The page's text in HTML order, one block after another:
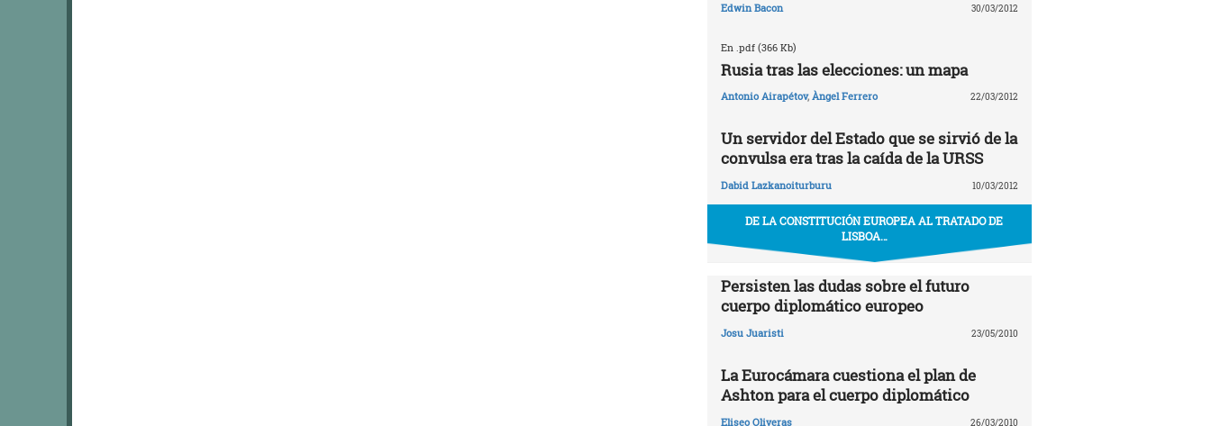
Edwin Bacon 30/03/2012
En .pdf (366 Kb)
Rusia tras las elecciones: un mapa
Antonio Airapétov, Àngel Ferrero 22/03/2012
Un servidor del Estado que se sirvió de la
convulsa era tras la caída de la URSS
Dabid Lazkanoiturburu 10/03/2012
DE LA CONSTITUCIÓN EUROPEA AL TRATADO DE
LISBOA…
Persisten las dudas sobre el futuro
cuerpo diplomático europeo
Josu Juaristi 23/05/2010
La Eurocámara cuestiona el plan de
Ashton para el cuerpo diplomático
Eliseo Oliveras 26/03/2010